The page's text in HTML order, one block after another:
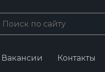
Вакансии Контакты